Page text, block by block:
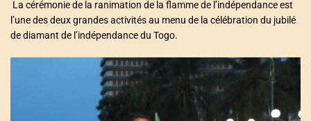
La cérémonie de la ranimation de la flamme de l’indépendance est
l’une des deux grandes activités au menu de la célébration du jubilé
de diamant de l’indépendance du Togo.